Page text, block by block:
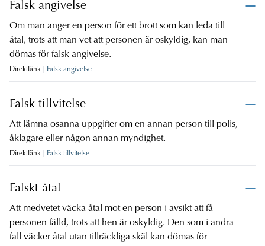
Falsk angivelse
Om man anger en person för ett brott som kan leda till
åtal, trots att man vet att personen är oskyldig, kan man
dömas för falsk angivelse.
Direktlänk Falsk angivelse
Falsk tillvitelse
Att lämna osanna uppgifter om en annan person till polis,
åklagare eller någon annan myndighet.
Direktlänk Falsk tillvitelse
Falskt åtal
Att medvetet väcka åtal mot en person i avsikt att få
personen fälld, trots att hen är oskyldig. Den som i andra
fall väcker åtal utan tillräckliga skäl kan dömas för